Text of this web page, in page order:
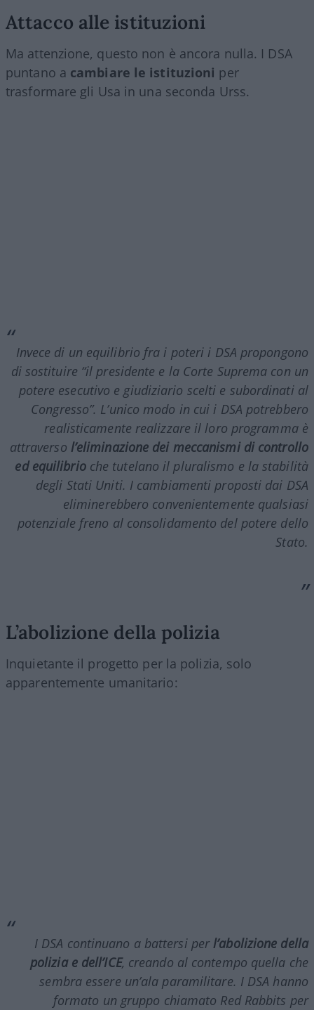
Attacco alle istituzioni
Ma attenzione, questo non è ancora nulla. I DSA
puntano a cambiare le istituzioni per
trasformare gli Usa in una seconda Urss.
Invece di un equilibrio fra i poteri i DSA propongono
di sostituire “il presidente e la Corte Suprema con un
potere esecutivo e giudiziario scelti e subordinati al
Congresso”. L’unico modo in cui i DSA potrebbero
realisticamente realizzare il loro programma è
attraverso l’eliminazione dei meccanismi di controllo
ed equilibrioche tutelano il pluralismo e la stabilità
degli Stati Uniti. I cambiamenti proposti dai DSA
eliminerebbero convenientemente qualsiasi
potenziale freno al consolidamento del potere dello
Stato.
L’abolizione della polizia
Inquietante il progetto per la polizia, solo
apparentemente umanitario:
I DSA continuano a battersi perl’abolizione della
polizia e dell’ICE, creando al contempo quella che
sembra essere un’ala paramilitare. I DSA hanno
formato un gruppo chiamato Red Rabbits per